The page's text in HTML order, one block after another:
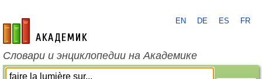
academic.ru
EN DE ES FR
Словари и энциклопедии на Академике